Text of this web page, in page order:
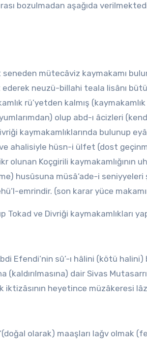
bozulmadan aşağıda
mütecâviz kaymakamı
neuzü-billahi teala lisânı
rü’yetden kalmış
olup abd-ı âcizleri
kaymakamlıklarında bulunup
ahalisiyle hüsn-i ülfet (dost
Koçgirili kaymakamlığının
husûsuna müsâ‘ade-i
emrindir. (son karar yüce
ve Divriği kaymakamlıkları
Efendi’nin sû’-ı hâlini (kötü
dair Sivas
heyetince müzâkeresi
olarak) maaşları lağv olmak